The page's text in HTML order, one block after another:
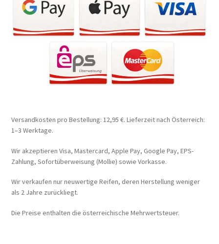
Versandkosten pro Bestellung: 12,95 €. Lieferzeit nach Österreich:
1–3 Werktage.
Wir akzeptieren Visa, Mastercard, Apple Pay, Google Pay, EPS-
Zahlung, Sofortüberweisung (Mollie) sowie Vorkasse.
Wir verkaufen nur neuwertige Reifen, deren Herstellung weniger
als 2 Jahre zurückliegt.
Die Preise enthalten die österreichische Mehrwertsteuer.